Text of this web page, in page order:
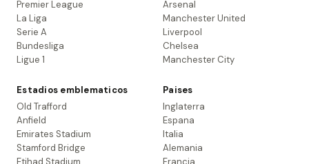
Premier League
La Liga
Serie A
Bundesliga
Ligue 1
Arsenal
Manchester United
Liverpool
Chelsea
Manchester City
Estadios emblematicos
Old Trafford
Anfield
Emirates Stadium
Stamford Bridge
Etihad Stadium
Paises
Inglaterra
Espana
Italia
Alemania
Francia